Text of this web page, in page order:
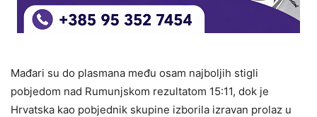
Mađari su do plasmana među osam najboljih stigli
pobjedom nad Rumunjskom rezultatom 15:11, dok je
Hrvatska kao pobjednik skupine izborila izravan prolaz u